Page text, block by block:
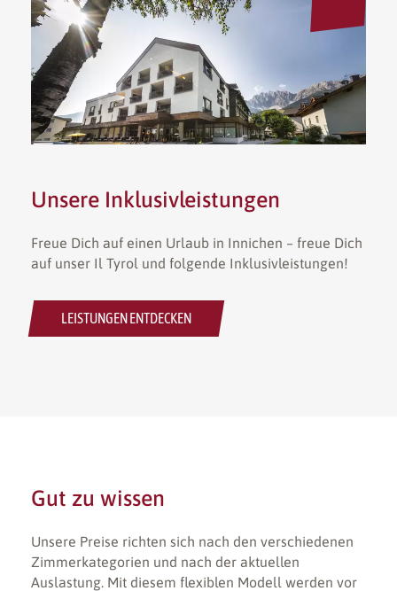
Unsere Inklusivleistungen
Freue Dich auf einen Urlaub in Innichen – freue Dich
auf unser Il Tyrol und folgende Inklusivleistungen!
LEISTUNGEN ENTDECKEN
Gut zu wissen
Unsere Preise richten sich nach den verschiedenen
Zimmerkategorien und nach der aktuellen
Auslastung. Mit diesem flexiblen Modell werden vor